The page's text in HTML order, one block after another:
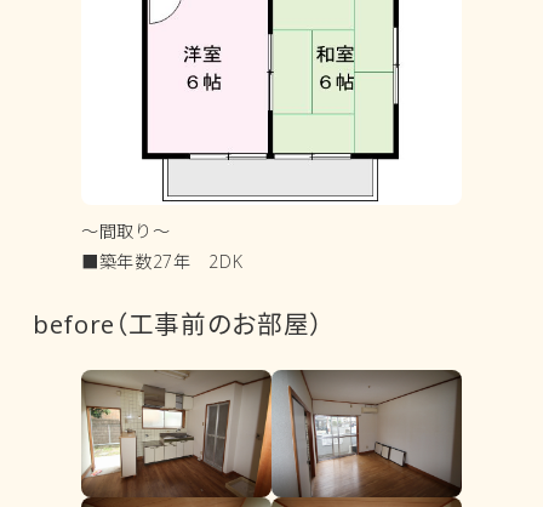
～間取り～
■築年数27年 2DK
before（工事前のお部屋）